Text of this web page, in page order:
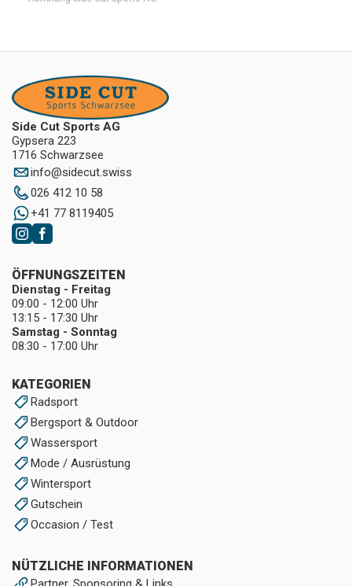
Side Cut Sports AG
Gypsera 223
1716 Schwarzsee
info@sidecut.swiss
026 412 10 58
+41 77 8119405
KATEGORIEN
Radsport
Bergsport & Outdoor
Wassersport
Mode / Ausrüstung
Wintersport
Gutschein
Occasion / Test
NÜTZLICHE INFORMATIONEN
ÖFFNUNGSZEITEN
Dienstag - Freitag
09:00 - 12:00 Uhr
13:15 - 17:30 Uhr
Samstag - Sonntag
08:30 - 17:00 Uhr